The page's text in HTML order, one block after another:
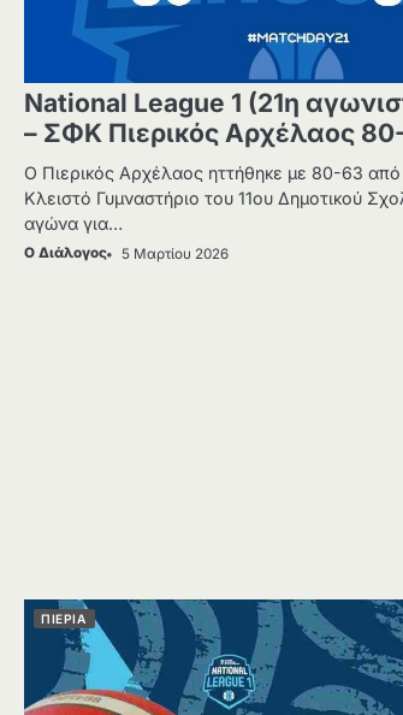
National League 1 (21η
– ΣΦΚ Πιερικός Αρχέλαος
Ο Πιερικός Αρχέλαος ηττήθηκε με 80-63
Κλειστό Γυμναστήριο του 11ου Δημοτικού
αγώνα για…
Ο Διάλογος 5 Μαρτίου 2026
ΠΙΕΡΙΑ